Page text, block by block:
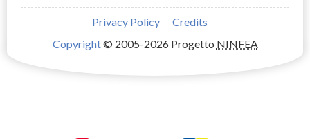
Privacy Policy
Credits
Copyright© 2005-2026 Progetto NINFEA